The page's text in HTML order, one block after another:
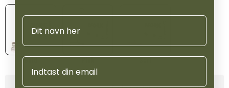
blive kørt over af en lastbil uden at gå i stykker, hvilket
understreger produktets høje holdbarhed og kvalitet.
Navn
Email